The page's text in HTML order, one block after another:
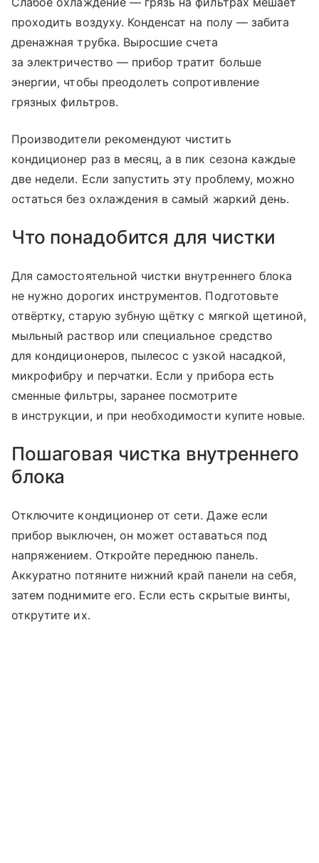
проходить воздуху. Конденсат на полу — забита
дренажная трубка. Выросшие счета
за электричество — прибор тратит больше
энергии, чтобы преодолеть сопротивление
грязных фильтров.
Производители рекомендуют чистить
кондиционер раз в месяц, а в пик сезона каждые
две недели. Если запустить эту проблему, можно
остаться без охлаждения в самый жаркий день.
Что понадобится для чистки
Для самостоятельной чистки внутреннего блока
не нужно дорогих инструментов. Подготовьте
отвёртку, старую зубную щётку с мягкой щетиной,
мыльный раствор или специальное средство
для кондиционеров, пылесос с узкой насадкой,
микрофибру и перчатки. Если у прибора есть
сменные фильтры, заранее посмотрите
в инструкции, и при необходимости купите новые.
Пошаговая чистка внутреннего
блока
Отключите кондиционер от сети. Даже если
прибор выключен, он может оставаться под
напряжением. Откройте переднюю панель.
Аккуратно потяните нижний край панели на себя,
затем поднимите его. Если есть скрытые винты,
открутите их.